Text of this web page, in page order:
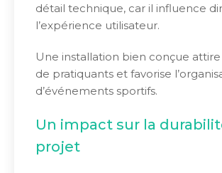
détail technique, car il influence
l’expérience utilisateur.
Une installation bien conçue
de pratiquants et favorise
d’événements sportifs.
Un impact sur la
projet